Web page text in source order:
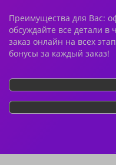
Преимущества для Вас:
обсуждайте все детали в
заказ онлайн на всех
бонусы за каждый заказ!